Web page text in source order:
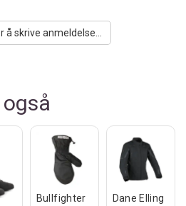
å skrive anmeldelse...
Bullfighter
Dane Elling